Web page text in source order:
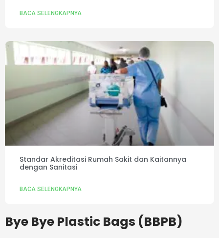
BACA SELENGKAPNYA
Standar Akreditasi Rumah Sakit dan Kaitannya
dengan Sanitasi
BACA SELENGKAPNYA
Bye Bye Plastic Bags (BBPB)